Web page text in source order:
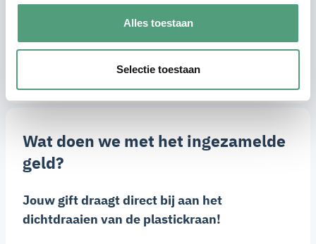
Alles toestaan
Selectie toestaan
graag aandacht aan!
Wat doen we met het ingezamelde
geld?
Jouw gift draagt direct bij aan het
dichtdraaien van de plastickraan!